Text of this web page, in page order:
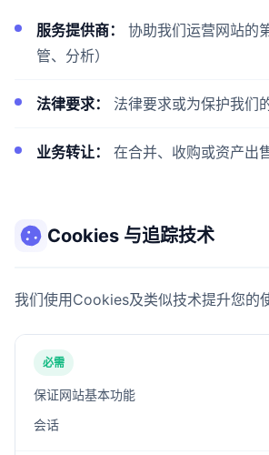
服务提供商：
协助我们运营网站的
管、分析）
法律要求： 法律要求或为保护我们
业务转让： 在合并、收购或资产出
Cookies 与追踪技术
我们使用Cookies及类似技术提升您的
必需
保证网站基本功能
会话